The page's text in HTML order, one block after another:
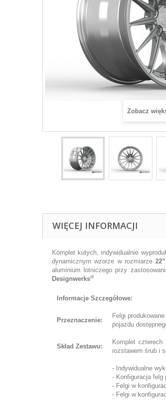
Zobacz
WIĘCEJ INFORMACJI
Komplet kutych, indywidualnie
dynamicznym wzorze w rozmiarze22”
aluminium lotniczego przy
Designwerks®
Informacje Szczegółowe:
Przeznaczenie:
Felgi
pojazdu
Skład Zestawu:
Komplet
rozstawem śrub i
- Indywidualne
- Konfiguracja felg
- Felgi w
- Felgi w